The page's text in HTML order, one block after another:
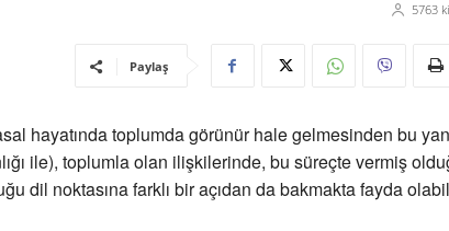
5763
Paylaş
hayatında toplumda görünür hale gelmesinden bu
ile), toplumla olan ilişkilerinde, bu süreçte vermiş
dil noktasına farklı bir açıdan da bakmakta fayda